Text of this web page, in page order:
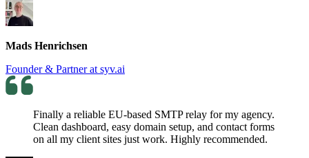
Mads Henrichsen
Founder & Partner at syv.ai
Finally a reliable EU-based SMTP relay for my agency.
Clean dashboard, easy domain setup, and contact forms
on all my client sites just work. Highly recommended.